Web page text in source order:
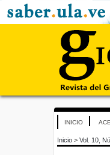
INICIO
Inicio > Vol. 10,